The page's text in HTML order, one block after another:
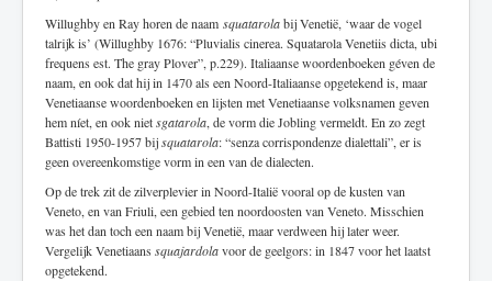
Willughby en Ray horen de naam squatarolabij Venetië, ‘waar de vogel
talrijk is’ (Willughby 1676: “Pluvialis cinerea. Squatarola Venetiis dicta, ubi
frequens est. The gray Plover”, p.229). Italiaanse woordenboeken géven de
naam, en ook dat hij in 1470 als een Noord-Italiaanse opgetekend is, maar
Venetiaanse woordenboeken en lijsten met Venetiaanse volksnamen geven
hem níet, en ook nietsgatarola, de vorm die Jobling vermeldt. En zo zegt
Battisti 1950-1957 bijsquatarola: “senza corrispondenze dialettali”, er is
geen overeenkomstige vorm in een van de dialecten.
Op de trek zit de zilverplevier in Noord-Italië vooral op de kusten van
Veneto, en van Friuli, een gebied ten noordoosten van Veneto. Misschien
was het dan toch een naam bij Venetië, maar verdween hij later weer.
Vergelijk Venetiaans squajardolavoor de geelgors: in 1847 voor het laatst
opgetekend.